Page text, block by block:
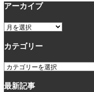
アーカイブ
ア
カ
ブ
カテゴリー
カ
ゴ
最新記事